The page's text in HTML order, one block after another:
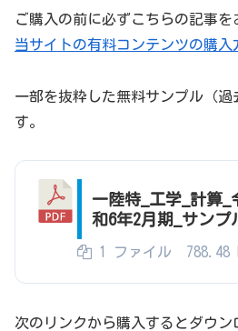
ご購入の前に必ずこちらの記事を
当サイトの有料コンテンツの購入
一部を抜粋した無料サンプル（
す。
一陸特_工学_計算_
和6年2月期_サンプ
1 ファイル 788.48
次のリンクから購入するとダウン